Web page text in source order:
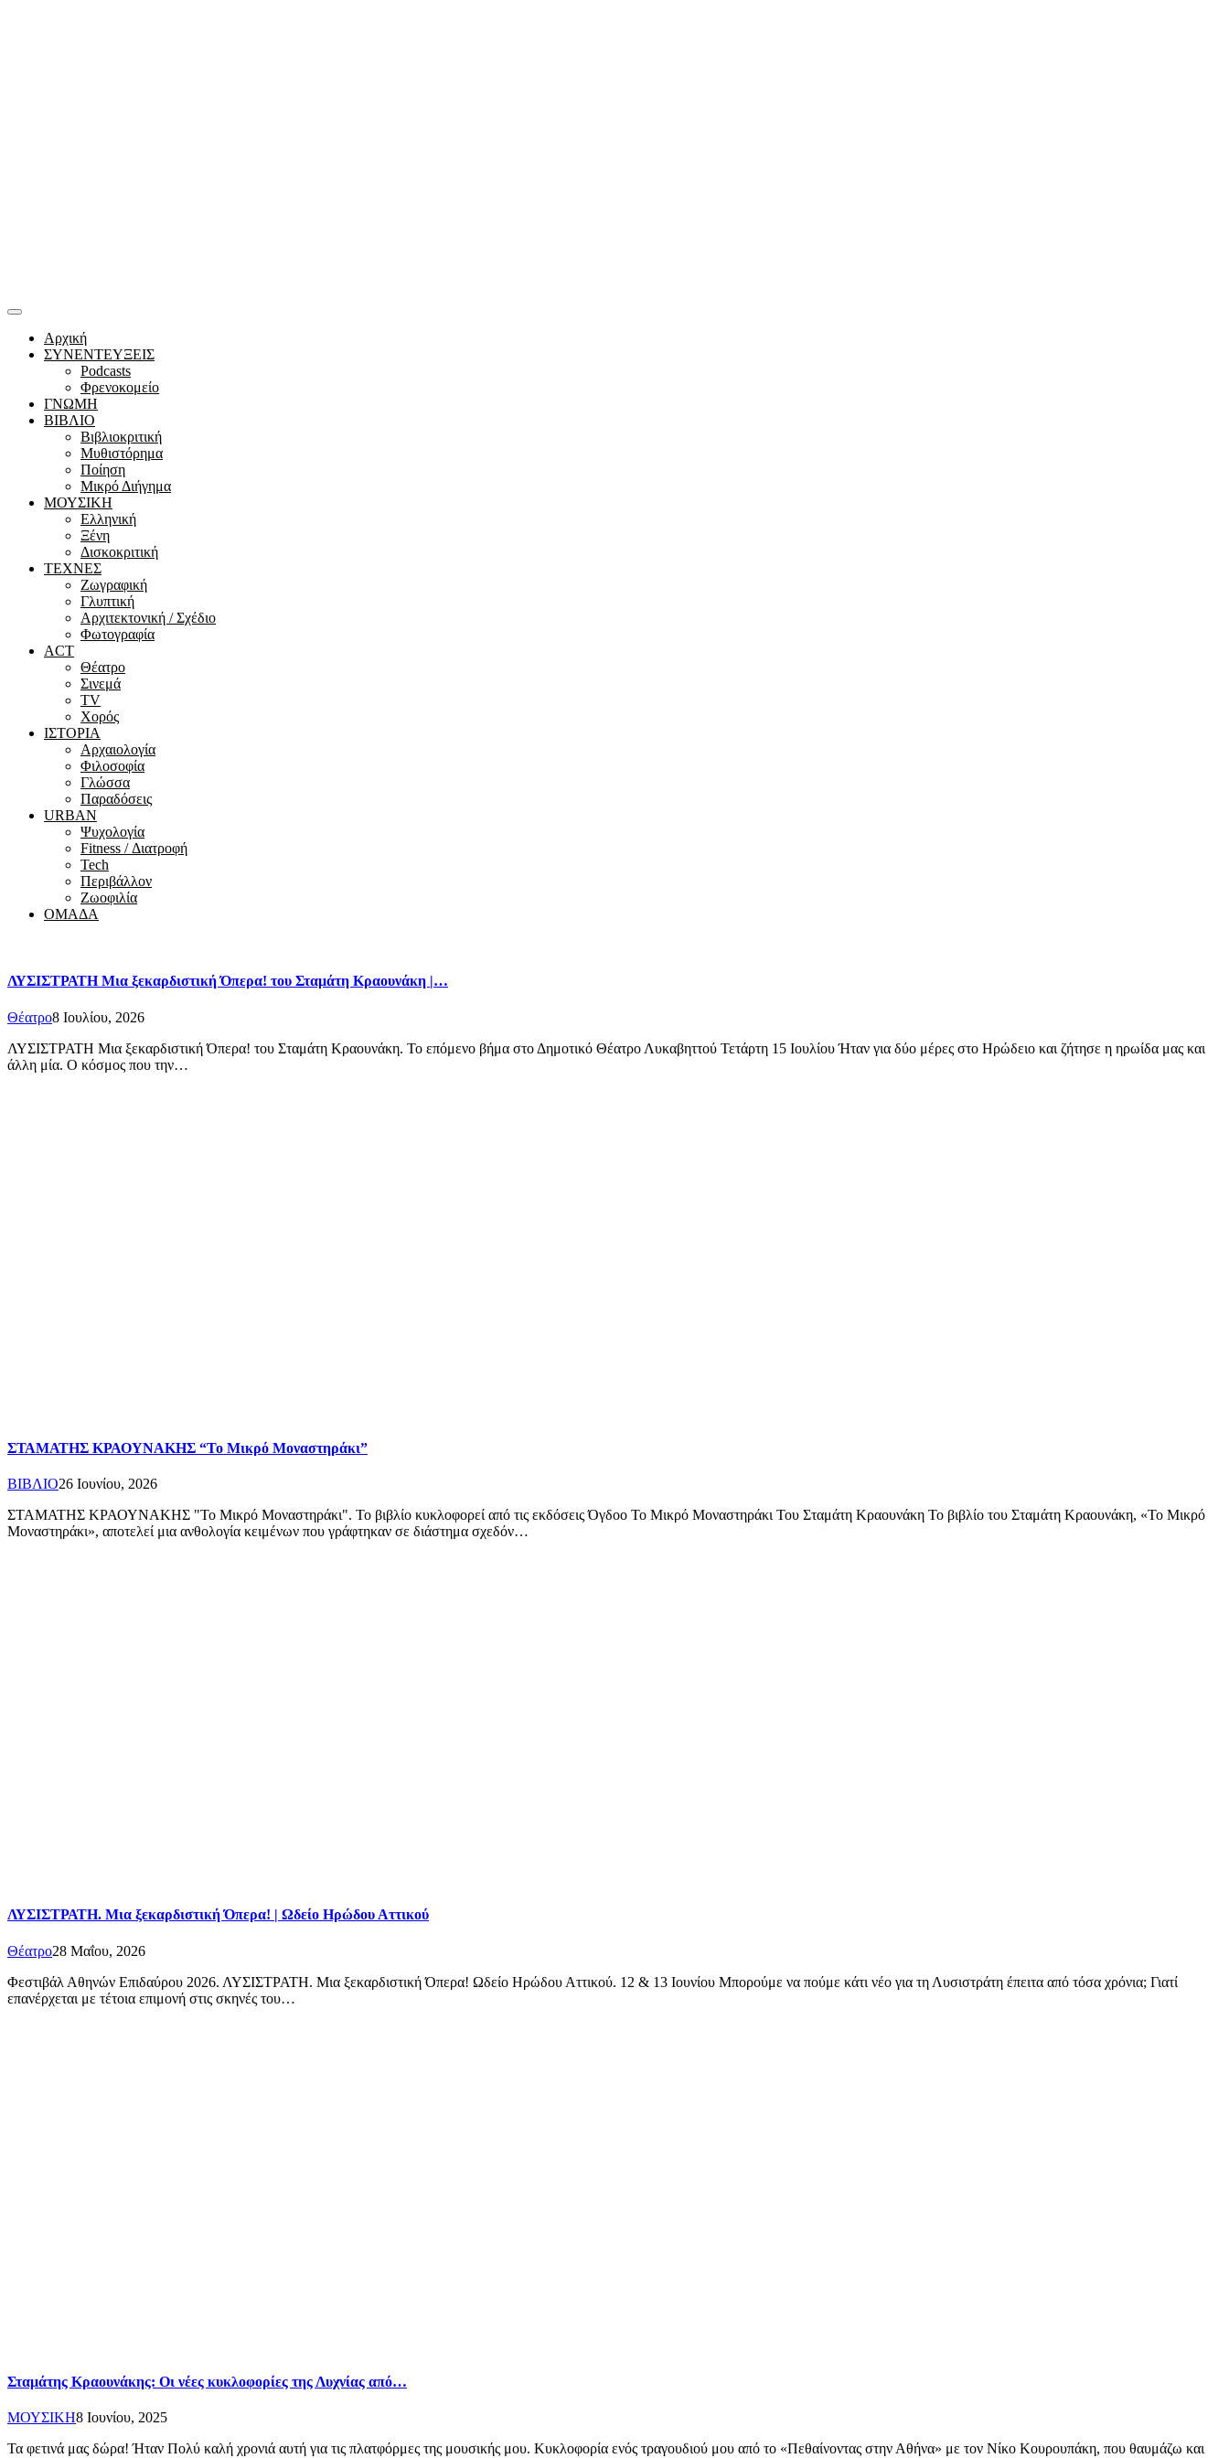
Αρχική
ΣΥΝΕΝΤΕΥΞΕΙΣ
Podcasts
Φρενοκομείο
ΓΝΩΜΗ
ΒΙΒΛΙΟ
Βιβλιοκριτική
Μυθιστόρημα
Ποίηση
Μικρό Διήγημα
ΜΟΥΣΙΚΗ
Ελληνική
Ξένη
Δισκοκριτική
ΤΕΧΝΕΣ
Ζωγραφική
Γλυπτική
Αρχιτεκτονική / Σχέδιο
Φωτογραφία
ACT
Θέατρο
Σινεμά
ΤV
Χορός
ΙΣΤΟΡΙΑ
Αρχαιολογία
Φιλοσοφία
Γλώσσα
Παραδόσεις
URBAN
Ψυχολογία
Fitness / Διατροφή
Tech
Περιβάλλον
Ζωοφιλία
ΟΜΑΔΑ
ΛΥΣΙΣΤΡΑΤΗ Μια ξεκαρδιστική Όπερα! του Σταμάτη Κραουνάκη |…
Θέατρο8 Ιουλίου, 2026
ΛΥΣΙΣΤΡΑΤΗ Μια ξεκαρδιστική Όπερα! του Σταμάτη Κραουνάκη. Το επόμενο βήμα στο Δημοτικό Θέατρο Λυκαβηττού Τετάρτη 15 Ιουλίου Ήταν για δύο μέρες στο Ηρώδειο και ζήτησε η ηρωίδα μας και
άλλη μία. Ο κόσμος που την…
ΣΤΑΜΑΤΗΣ ΚΡΑΟΥΝΑΚΗΣ “Το Μικρό Μοναστηράκι”
ΒΙΒΛΙΟ26 Ιουνίου, 2026
ΣΤΑΜΑΤΗΣ ΚΡΑΟΥΝΑΚΗΣ "Το Μικρό Μοναστηράκι". Το βιβλίο κυκλοφορεί από τις εκδόσεις Όγδοο Το Μικρό Μοναστηράκι Του Σταμάτη Κραουνάκη Το βιβλίο του Σταμάτη Κραουνάκη, «Το Μικρό
Μοναστηράκι», αποτελεί μια ανθολογία κειμένων που γράφτηκαν σε διάστημα σχεδόν…
ΛΥΣΙΣΤΡΑΤΗ. Μια ξεκαρδιστική Όπερα! | Ωδείο Ηρώδου Αττικού
Θέατρο28 Μαΐου, 2026
Φεστιβάλ Αθηνών Επιδαύρου 2026. ΛΥΣΙΣΤΡΑΤΗ. Μια ξεκαρδιστική Όπερα! Ωδείο Ηρώδου Αττικού. 12 & 13 Ιουνίου Μπορούμε να πούμε κάτι νέο για τη Λυσιστράτη έπειτα από τόσα χρόνια; Γιατί
επανέρχεται με τέτοια επιμονή στις σκηνές του…
Σταμάτης Κραουνάκης: Οι νέες κυκλοφορίες της Λυχνίας από…
ΜΟΥΣΙΚΗ8 Ιουνίου, 2025
Τα φετινά μας δώρα! Ήταν Πολύ καλή χρονιά αυτή για τις πλατφόρμες της μουσικής μου. Κυκλοφορία ενός τραγουδιού μου από το «Πεθαίνοντας στην Αθήνα» με τον Νίκο Κουρουπάκη, που θαυμάζω και